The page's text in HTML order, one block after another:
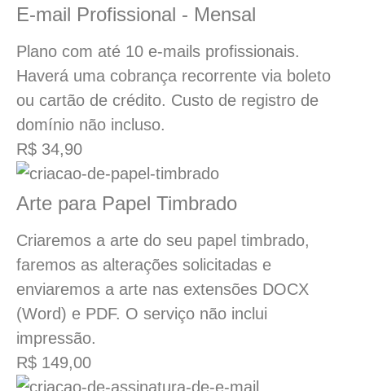
E-mail Profissional - Mensal
Plano com até 10 e-mails profissionais.
Haverá uma cobrança recorrente via boleto
ou cartão de crédito. Custo de registro de
domínio não incluso.
R$ 34,90
Arte para Papel Timbrado
Criaremos a arte do seu papel timbrado,
faremos as alterações solicitadas e
enviaremos a arte nas extensões DOCX
(Word) e PDF. O serviço não inclui
impressão.
R$ 149,00